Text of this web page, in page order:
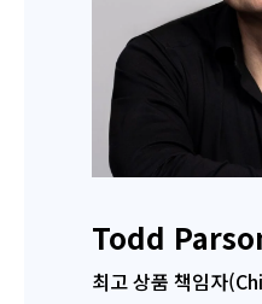
Todd
최고 상품 책임자